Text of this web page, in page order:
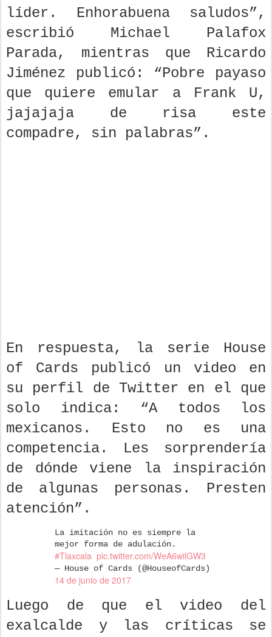
líder. Enhorabuena saludos”,
escribió Michael Palafox
Parada, mientras que Ricardo
Jiménez publicó: “Pobre payaso
que quiere emular a Frank U,
jajajaja de risa este
compadre, sin palabras”.
En respuesta, la serie House
of Cards publicó un video en
su perfil de Twitter en el que
solo indica: “A todos los
mexicanos. Esto no es una
competencia. Les sorprendería
de dónde viene la inspiración
de algunas personas. Presten
atención”.
La imitación no es siempre la
mejor forma de adulación.
#Tlaxcala pic.twitter.com/WeA6wilGW3
— House of Cards (@HouseofCards)
14 de junio de 2017
Luego de que el video del
exalcalde y las críticas se